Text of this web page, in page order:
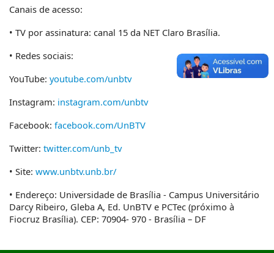
Canais de acesso:
• TV por assinatura: canal 15 da NET Claro Brasília.
• Redes sociais:
YouTube: youtube.com/unbtv
Instagram: instagram.com/unbtv
Facebook: facebook.com/UnBTV
Twitter: twitter.com/unb_tv
• Site: www.unbtv.unb.br/
• Endereço: Universidade de Brasília - Campus Universitário
Darcy Ribeiro, Gleba A, Ed. UnBTV e PCTec (próximo à
Fiocruz Brasília). CEP: 70904- 970 - Brasília – DF